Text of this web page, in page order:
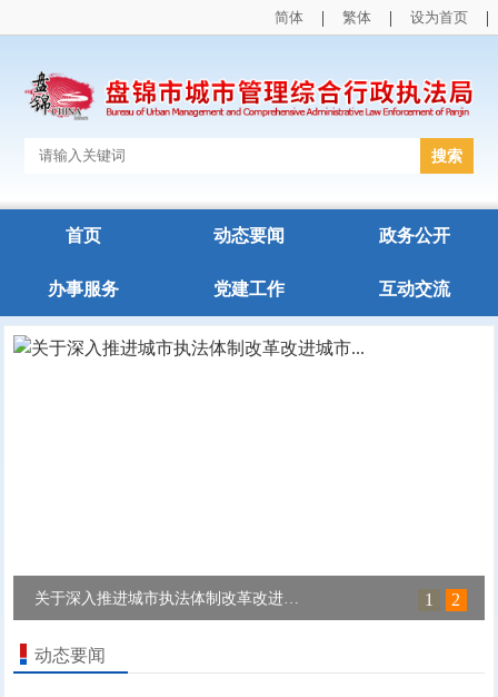
简体 | 繁体 | 设为首页 |
首页 动态要闻 政务公开
办事服务 党建工作 互动交流
1 2
动态要闻